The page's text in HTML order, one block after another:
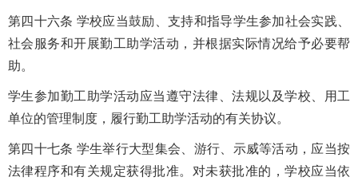
第四十六条 学校应当鼓励、支持和指导学生参加社会实践、
社会服务和开展勤工助学活动，并根据实际情况给予必要帮
助。
学生参加勤工助学活动应当遵守法律、法规以及学校、用工
单位的管理制度，履行勤工助学活动的有关协议。
第四十七条 学生举行大型集会、游行、示威等活动，应当按
法律程序和有关规定获得批准。对未获批准的，学校应当依